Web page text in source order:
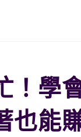
！學
也能